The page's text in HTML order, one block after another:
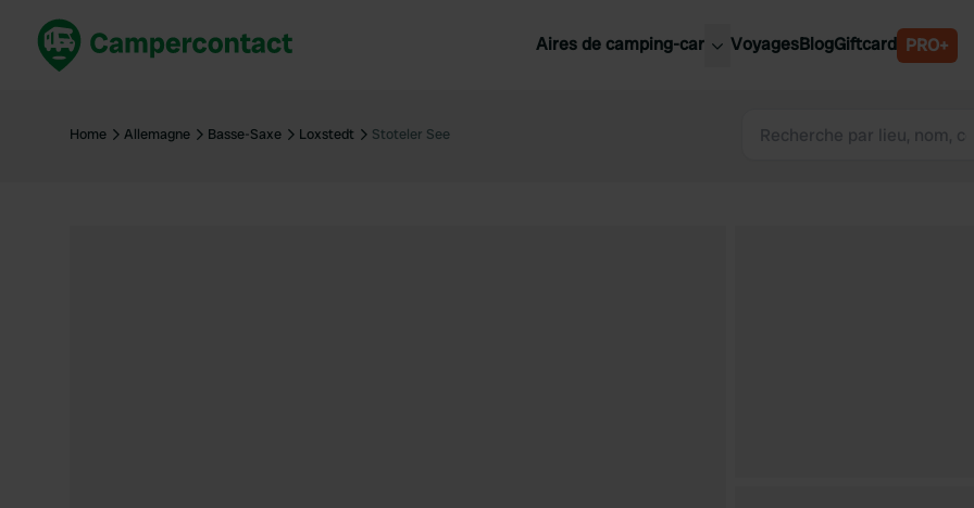
Aires de camping-car
France
France
Slovénie
VoyagesBlogGiftcard PRO+
Home Allemagne Basse-Saxe Loxstedt Stoteler See